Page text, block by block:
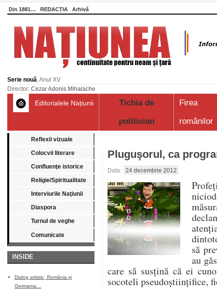
Din 1881… REDACȚIA Arhivă
Serie nouă, Anul XV
Director: Cezar Adonis Mihalache
Editorialele Națiunii
Tichia de
politician
Firea
românilor
Reflexii vizuale
Colocvii literare
Confluenţe istorice
Religie/Spiritualitate
Interviurile Naţiunii
Diaspora
Turnul de veghe
Comunicate
INSIDE
Dialog artistic, România și
Germania…
Pluguşorul, ca
Data: 24 decembrie 2012
să
au
care să susţină că ei
socoteli pseudoştiinţifice,